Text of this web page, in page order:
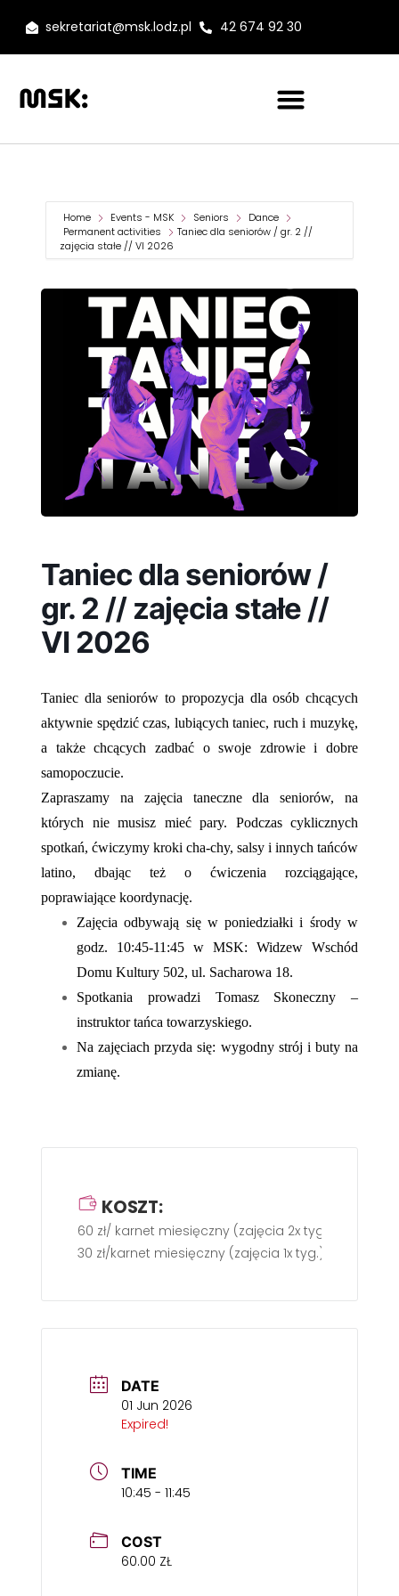
sekretariat@msk.lodz.pl 42 674 92 30
Home Events - MSK Seniors
Dance
Permanent activities
Taniec dla seniorów / gr. 2 //
zajęcia stałe // VI 2026
Taniec dla seniorów /
gr. 2 // zajęcia stałe //
VI 2026
Taniec dla seniorów to propozycja dla osób chcących
aktywnie spędzić czas, lubiących taniec, ruch i muzykę,
a także chcących zadbać o swoje zdrowie i dobre
samopoczucie.
Zapraszamy na zajęcia taneczne dla seniorów, na
których nie musisz mieć pary. Podczas cyklicznych
spotkań, ćwiczymy kroki cha-chy, salsy i innych tańców
latino, dbając też o ćwiczenia rozciągające,
poprawiające koordynację.
Zajęcia odbywają się w poniedziałki i środy w
godz. 10:45-11:45 w MSK: Widzew Wschód
Domu Kultury 502, ul. Sacharowa 18.
Spotkania prowadzi Tomasz Skoneczny –
instruktor tańca towarzyskiego.
Na zajęciach przyda się: wygodny strój i buty na
zmianę.
KOSZT:
60 zł/ karnet miesięczny (zajęcia 2x tyg.).
30 zł/karnet miesięczny (zajęcia 1x tyg.).
DATE
01 Jun 2026
Expired!
TIME
10:45 - 11:45
COST
60.00 ZŁ